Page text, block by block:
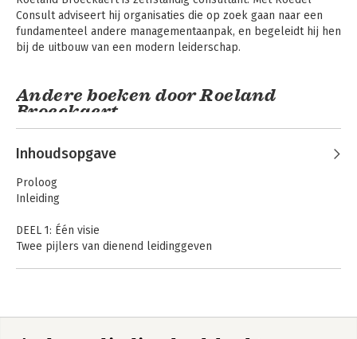
Consult adviseert hij organisaties die op zoek gaan naar een
fundamenteel andere managementaanpak, en begeleidt hij hen
bij de uitbouw van een modern leiderschap.
Andere boeken door Roeland
Broeckaert
Inhoudsopgave
Proloog
Inleiding
DEEL 1: Één visie
Twee pijlers van dienend leidinggeven